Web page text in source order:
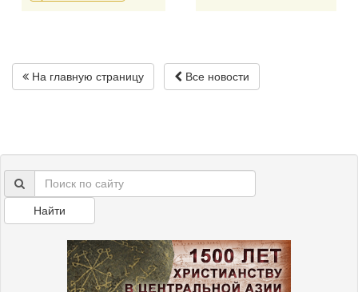
На главную страницу Все новости
Найти